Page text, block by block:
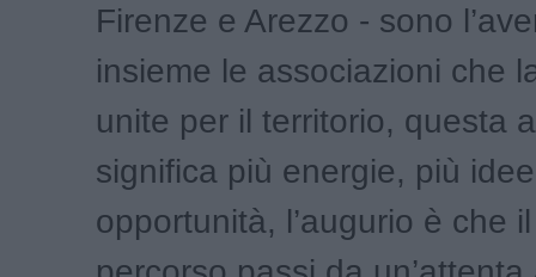
Firenze e Arezzo - sono
insieme le associazioni che
unite per il territorio, questa
significa più energie, più
opportunità, l’augurio è che